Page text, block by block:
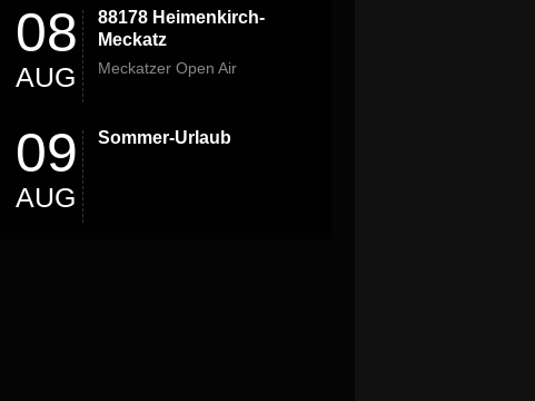
08
AUG
88178 Heimenkirch-
Meckatz
Meckatzer Open Air
09
AUG
Sommer-Urlaub